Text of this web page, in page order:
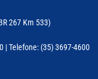
267 Km 533)
| Telefone: (35) 3697-4600